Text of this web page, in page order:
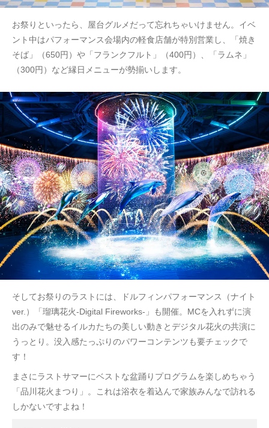
お祭りといったら、屋台グルメだって忘れちゃいけません。イベ
ント中はパフォーマンス会場内の軽食店舗が特別営業し、「焼き
そば」（650円）や「フランクフルト」（400円）、「ラムネ」
（300円）など縁日メニューが勢揃いします。
そしてお祭りのラストには、ドルフィンパフォーマンス（ナイト
ver.）「瑠璃花火-Digital Fireworks-」も開催。MCを入れずに演
出のみで魅せるイルカたちの美しい動きとデジタル花火の共演に
うっとり。没入感たっぷりのパワーコンテンツも要チェックで
す！
まさにラストサマーにベストな盆踊りプログラムを楽しめちゃう
「品川花火まつり」。これは浴衣を着込んで家族みんなで訪れる
しかないですよね！